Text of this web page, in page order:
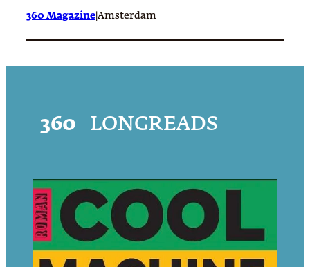
360 Magazine Amsterdam
360 LONGREADS